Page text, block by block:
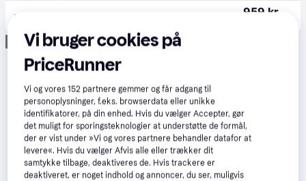
Lille bordlampe Dalù 959 kr.
Annonce
Vi bruger cookies på
PriceRunner
Vi og vores152 partnere gemmer og får adgang til
personoplysninger, f.eks. browserdata eller unikke
identifikatorer, på din enhed. Hvis du vælger Accepter, gør
det muligt for sporingsteknologier at understøtte de formål,
der er vist under »Vi og vores partnere behandler datafor at
levere«. Hvis du vælger Afvis alle eller trækker dit
samtykke tilbage, deaktiveres de. Hvis trackere er
deaktiveret, er noget indhold og annoncer, du ser, muligvis